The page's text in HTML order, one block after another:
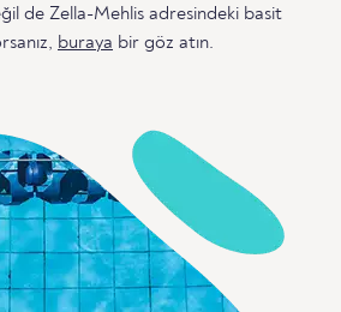
de Zella-Mehlis adresindeki basit
buraya bir göz atın.